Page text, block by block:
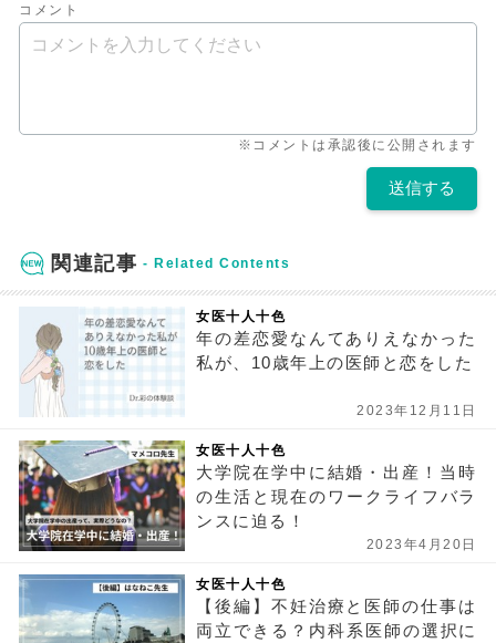
コメント
※コメントは承認後に公開されます
関連記事
女医十人十色
年の差恋愛なんてありえなかった
私が、10歳年上の医師と恋をした
2023年12月11日
女医十人十色
大学院在学中に結婚・出産！当時
の生活と現在のワークライフバラ
ンスに迫る！
2023年4月20日
女医十人十色
【後編】不妊治療と医師の仕事は
両立できる？内科系医師の選択に